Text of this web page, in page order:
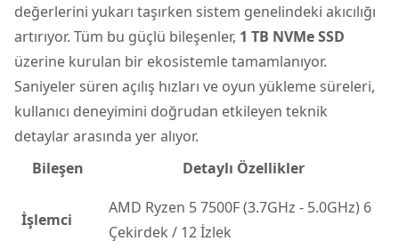
değerlerini yukarı taşırken sistem genelindeki akıcılığı
artırıyor. Tüm bu güçlü bileşenler, 1 TB NVMe SSD
üzerine kurulan bir ekosistemle tamamlanıyor.
Saniyeler süren açılış hızları ve oyun yükleme süreleri,
kullanıcı deneyimini doğrudan etkileyen teknik
detaylar arasında yer alıyor.
Bileşen
Detaylı Özellikler
İşlemci
AMD Ryzen 5 7500F (3.7GHz - 5.0GHz) 6
Çekirdek / 12 İzlek